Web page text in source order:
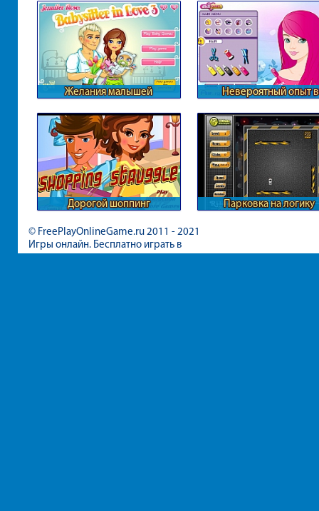
Желания малышей
Невероятный опыт в
Дорогой шоппинг Парковка на логику
© FreePlayOnlineGame.ru 2011 - 2021
Игры онлайн. Бесплатно играть в
игры для девочек и мальчиков